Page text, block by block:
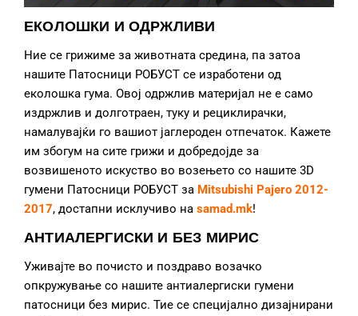
ЕКОЛОШКИ И ОДРЖЛИВИ
Ние се грижиме за животната средина, па затоа
нашите Патосници РОБУСТ се изработени од
еколошка гума. Овој одржлив материјал не е само
издржлив и долготраен, туку и рециклирачки,
намалувајќи го вашиот јаглероден отпечаток. Кажете
им збогум на сите грижи и добредојде за
возвишеното искуство во возењето со нашите 3D
гумени Патосници РОБУСТ за Mitsubishi Pajero 2012-
2017, достапни исклучиво на samad.mk!
АНТИАЛЕРГИСКИ И БЕЗ МИРИС
Уживајте во почисто и поздраво возачко
опкружување со нашите антиалергиски гумени
патосници без мирис. Тие се специјално дизајнирани